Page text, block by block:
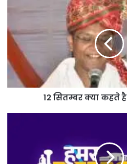
12 सितम्बर क्या कहते